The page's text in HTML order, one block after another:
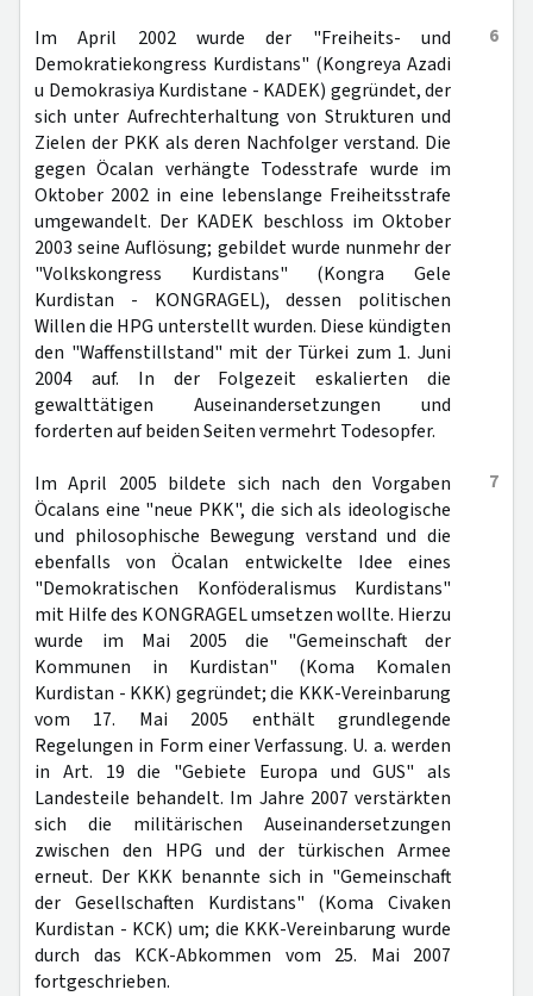
6
Im April 2002 wurde der "Freiheits- und
Demokratiekongress Kurdistans" (Kongreya Azadi
u Demokrasiya Kurdistane - KADEK) gegründet, der
sich unter Aufrechterhaltung von Strukturen und
Zielen der PKK als deren Nachfolger verstand. Die
gegen Öcalan verhängte Todesstrafe wurde im
Oktober 2002 in eine lebenslange Freiheitsstrafe
umgewandelt. Der KADEK beschloss im Oktober
2003 seine Auflösung; gebildet wurde nunmehr der
"Volkskongress Kurdistans" (Kongra Gele
Kurdistan - KONGRAGEL), dessen politischen
Willen die HPG unterstellt wurden. Diese kündigten
den "Waffenstillstand" mit der Türkei zum 1. Juni
2004 auf. In der Folgezeit eskalierten die
gewalttätigen Auseinandersetzungen und
forderten auf beiden Seiten vermehrt Todesopfer.
7
Im April 2005 bildete sich nach den Vorgaben
Öcalans eine "neue PKK", die sich als ideologische
und philosophische Bewegung verstand und die
ebenfalls von Öcalan entwickelte Idee eines
"Demokratischen Konföderalismus Kurdistans"
mit Hilfe des KONGRAGEL umsetzen wollte. Hierzu
wurde im Mai 2005 die "Gemeinschaft der
Kommunen in Kurdistan" (Koma Komalen
Kurdistan - KKK) gegründet; die KKK-Vereinbarung
vom 17. Mai 2005 enthält grundlegende
Regelungen in Form einer Verfassung. U. a. werden
in Art. 19 die "Gebiete Europa und GUS" als
Landesteile behandelt. Im Jahre 2007 verstärkten
sich die militärischen Auseinandersetzungen
zwischen den HPG und der türkischen Armee
erneut. Der KKK benannte sich in "Gemeinschaft
der Gesellschaften Kurdistans" (Koma Civaken
Kurdistan - KCK) um; die KKK-Vereinbarung wurde
durch das KCK-Abkommen vom 25. Mai 2007
fortgeschrieben.